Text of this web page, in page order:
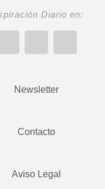
Diario en:
Newsletter
Contacto
Aviso Legal